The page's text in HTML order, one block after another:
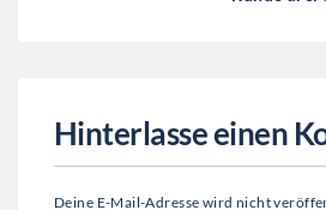
Hinterlasse einen
Deine E-Mail-Adresse wird nicht